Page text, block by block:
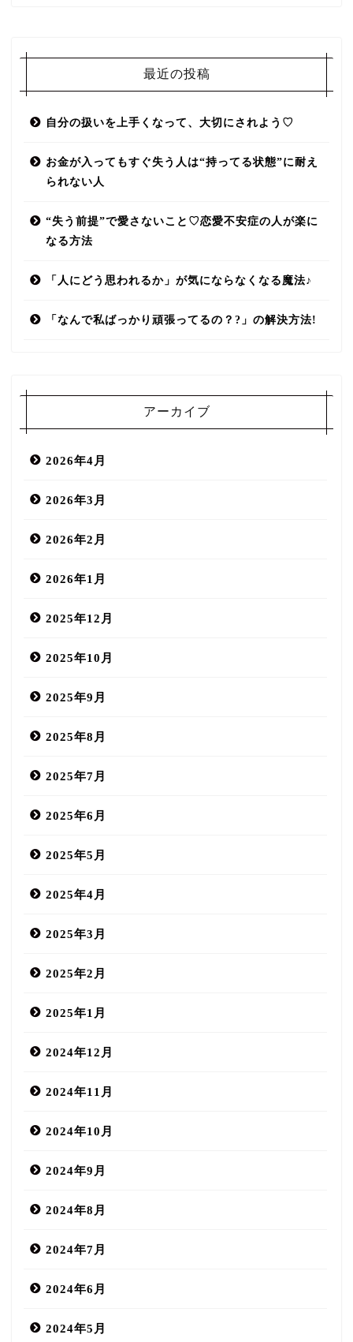
最近の投稿
自分の扱いを上手くなって、大切にされよう♡
お金が入ってもすぐ失う人は“持ってる状態”に耐え
られない人
“失う前提”で愛さないこと♡恋愛不安症の人が楽に
なる方法
「人にどう思われるか」が気にならなくなる魔法♪
「なんで私ばっかり頑張ってるの？?」の解決方法!
アーカイブ
2026年4月
2026年3月
2026年2月
2026年1月
2025年12月
2025年10月
2025年9月
2025年8月
2025年7月
2025年6月
2025年5月
2025年4月
2025年3月
2025年2月
2025年1月
2024年12月
2024年11月
2024年10月
2024年9月
2024年8月
2024年7月
2024年6月
2024年5月